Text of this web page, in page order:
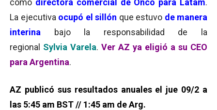
como directora comercial de Onco para Latam.
La ejecutiva ocupó el sillón que estuvo de manera
interina
bajo la responsabilidad de la
regional Sylvia Varela. Ver AZ ya eligió a su CEO
para Argentina.
AZ publicó sus resultados anuales el jue 09/2 a
las 5:45 am BST // 1:45 am de Arg.